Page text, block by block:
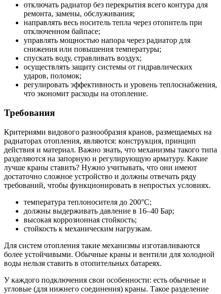
отключать радиатор без перекрытия всего контура для
ремонта, замены, обслуживания;
направлять весь носитель тепла через отопитель при
отключенном байпасе;
управлять мощностью напора через радиатор для
снижения или повышения температуры;
спускать воду, стравливать воздух;
осуществлять защиту системы от гидравлических
ударов, поломок;
регулировать эффективность и уровень теплоснабжения,
что экономит расходы на отопление.
Требования
Критериями видового разнообразия кранов, размещаемых на
радиаторах отопления, являются: конструкция, принцип
действия и материал. Важно знать, что механизмы такого типа
разделяются на запорную и регулирующую арматуру. Какие
лучше краны ставить? Нужно учитывать, что они имеют
достаточно сложное устройство и должны отвечать ряду
требований, чтобы функционировать в непростых условиях.
температура теплоносителя до 200°С;
должны выдерживать давление в 16–40 Бар;
высокая коррозионная стойкость;
стойкость к механическим нагрузкам.
Для систем отопления такие механизмы изготавливаются
более устойчивыми. Обычные краны и вентили для холодной
воды нельзя ставить в отопительных батареях.
У каждого подключения свои особенности: есть обычные и
угловые (для нижнего соединения) краны. Такое разделение